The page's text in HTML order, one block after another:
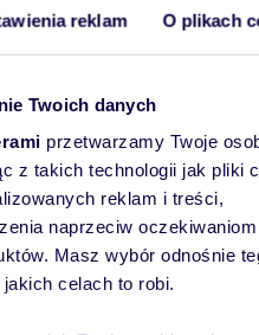
reklam O plikach
Twoich danych
przetwarzamy Twoje
z takich technologii jak pliki
reklam i treści,
naprzeciw oczekiwaniom
Masz wybór odnośnie
celach to robi.
4
Oferta